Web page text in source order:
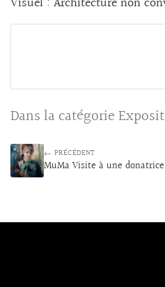
Dans la catégorie
← PRÉCÉDENT
MuMa Visite à une donatrice